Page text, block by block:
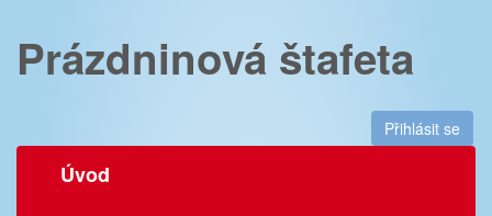
Prázdninová štafeta
Přihlásit se
Úvod